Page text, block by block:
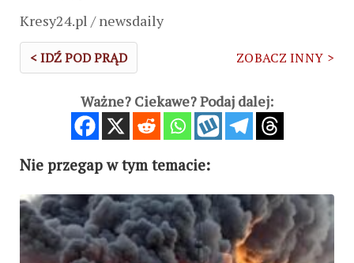
Kresy24.pl / newsdaily
< IDŹ POD PRĄD ZOBACZ INNY >
Ważne? Ciekawe? Podaj dalej:
Nie przegap w tym temacie: